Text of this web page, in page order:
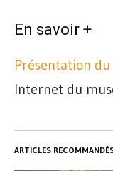
En savoir +
Présentation
Internet du
ARTICLES